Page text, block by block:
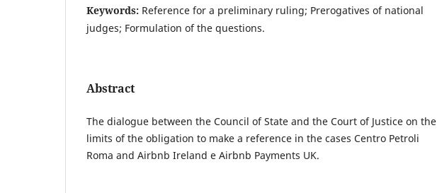
Keywords: Reference for a preliminary ruling; Prerogatives of national
judges; Formulation of the questions.
Abstract
The dialogue between the Council of State and the Court of Justice on the
limits of the obligation to make a reference in the cases Centro Petroli
Roma and Airbnb Ireland e Airbnb Payments UK.